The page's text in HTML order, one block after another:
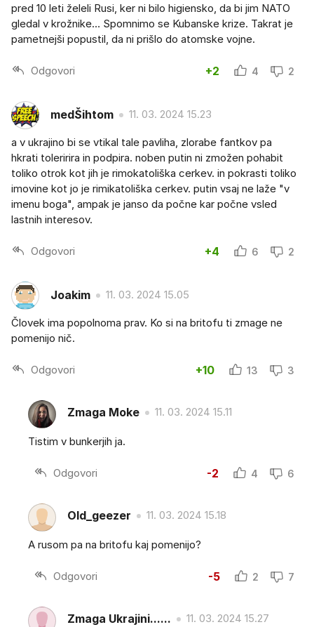
pred 10 leti želeli Rusi, ker ni bilo higiensko, da bi jim NATO
gledal v krožnike… Spomnimo se Kubanske krize. Takrat je
pametnejši popustil, da ni prišlo do atomske vojne.
Odgovori +2 4 2
medŠihtom 11. 03. 2024 15.23
a v ukrajino bi se vtikal tale pavliha, zlorabe fantkov pa
hkrati toleririra in podpira. noben putin ni zmožen pohabit
toliko otrok kot jih je rimokatoliška cerkev. in pokrasti toliko
imovine kot jo je rimikatoliška cerkev. putin vsaj ne laže "v
imenu boga", ampak je janso da počne kar počne vsled
lastnih interesov.
Odgovori +4 6 2
Joakim 11. 03. 2024 15.05
Človek ima popolnoma prav. Ko si na britofu ti zmage ne
pomenijo nič.
Odgovori +10 13 3
Zmaga Moke 11. 03. 2024 15.11
Tistim v bunkerjih ja.
Odgovori -2 4 6
Old_geezer 11. 03. 2024 15.18
A rusom pa na britofu kaj pomenijo?
Odgovori -5 2 7
Zmaga Ukrajini...... 11. 03. 2024 15.27